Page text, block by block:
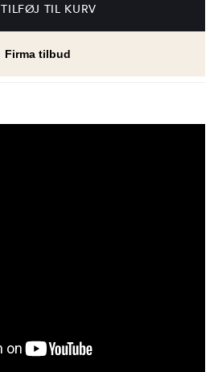
TILFØJ TIL KURV
Firma tilbud